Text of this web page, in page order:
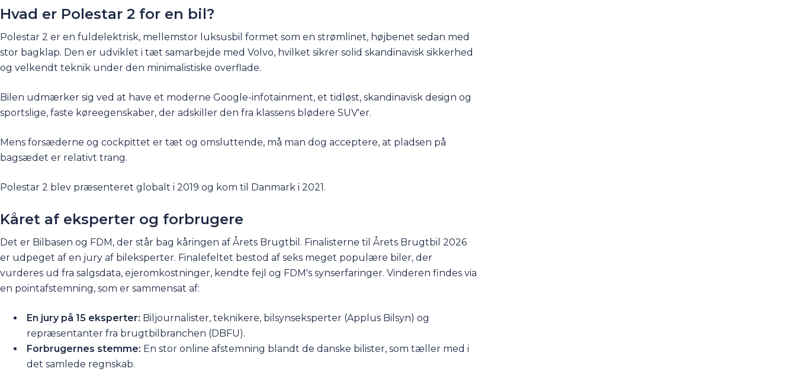
Hvad er Polestar 2 for en bil?
Polestar 2 er en fuldelektrisk, mellemstor luksusbil formet som en strømlinet, højbenet sedan med
stor bagklap. Den er udviklet i tæt samarbejde med Volvo, hvilket sikrer solid skandinavisk sikkerhed
og velkendt teknik under den minimalistiske overflade.
Bilen udmærker sig ved at have et moderne Google-infotainment, et tidløst, skandinavisk design og
sportslige, faste køreegenskaber, der adskiller den fra klassens blødere SUV'er.
Mens forsæderne og cockpittet er tæt og omsluttende, må man dog acceptere, at pladsen på
bagsædet er relativt trang.
Polestar 2 blev præsenteret globalt i 2019 og kom til Danmark i 2021.
Kåret af eksperter og forbrugere
Det er Bilbasen og FDM, der står bag kåringen af Årets Brugtbil. Finalisterne til Årets Brugtbil 2026
er udpeget af en jury af bileksperter. Finalefeltet bestod af seks meget populære biler, der
vurderes ud fra salgsdata, ejeromkostninger, kendte fejl og FDM's synserfaringer. Vinderen findes via
en pointafstemning, som er sammensat af:
En jury på 15 eksperter: Biljournalister, teknikere, bilsynseksperter (Applus Bilsyn) og
repræsentanter fra brugtbilbranchen (DBFU).
Forbrugernes stemme: En stor online afstemning blandt de danske bilister, som tæller med i
det samlede regnskab.